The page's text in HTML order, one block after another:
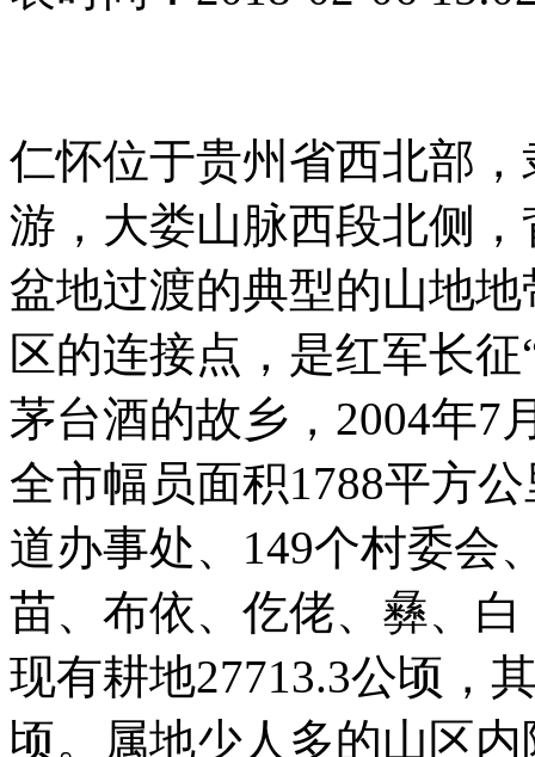
仁怀位于贵州省西北部
游，大娄山脉西段北侧
盆地过渡的典型的山地
区的连接点，是红军长
茅台酒的故乡，2004年7
全市幅员面积1788平方
道办事处、149个村委会
苗、布依、仡佬、彝、
现有耕地27713.3公顷，
顷。属地少人多的山区